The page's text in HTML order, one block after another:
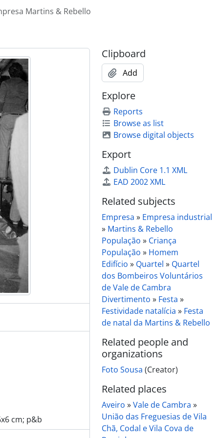
Martins & Rebello
cm; p&b
Clipboard
Add
Explore
Reports
Browse as list
Browse digital objects
Export
Dublin Core 1.1 XML
EAD 2002 XML
Related subjects
Empresa » Empresa industrial
» Martins & Rebello
População » Criança
População » Homem
Edifício » Quartel » Quartel
dos Bombeiros Voluntários
de Vale de Cambra
Divertimento » Festa »
Festividade natalícia » Festa
de natal da Martins & Rebello
Related people and
organizations
Foto Sousa (Creator)
Related places
Aveiro »Vale de Cambra »
União das Freguesias de Vila
Chã, Codal e Vila Cova de